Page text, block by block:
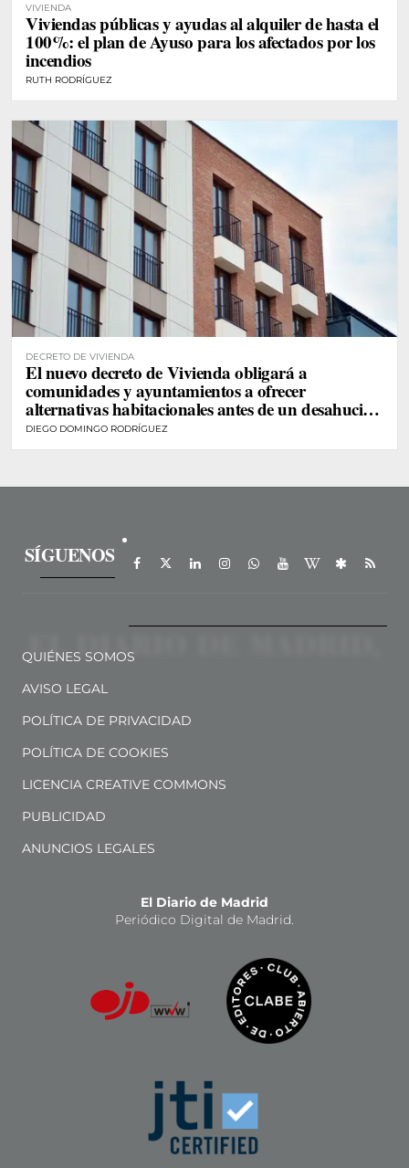
VIVIENDA
Viviendas públicas y ayudas al alquiler de hasta el
100%: el plan de Ayuso para los afectados por los
incendios
RUTH RODRÍGUEZ
DECRETO DE VIVIENDA
El nuevo decreto de Vivienda obligará a
comunidades y ayuntamientos a ofrecer
alternativas habitacionales antes de un desahucio
de personas vulnerables
DIEGO DOMINGO RODRÍGUEZ
SÍGUENOS
QUIÉNES SOMOS
AVISO LEGAL
POLÍTICA DE PRIVACIDAD
POLÍTICA DE COOKIES
LICENCIA CREATIVE COMMONS
PUBLICIDAD
ANUNCIOS LEGALES
El Diario de Madrid
Periódico Digital de Madrid.